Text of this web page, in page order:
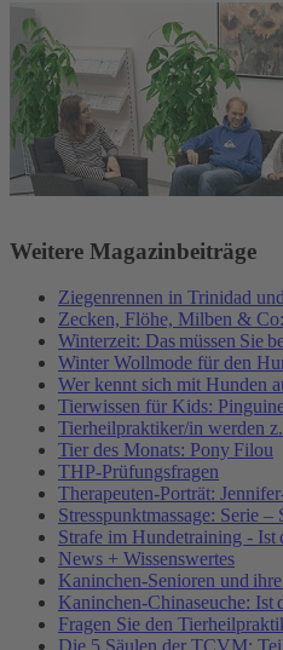
Weitere Magazinbeiträge
Ziegenrennen in Trinidad
Zecken, Flöhe, Milben &
Winterzeit: Das müssen Sie
Winter Wollmode für den
Wer kennt sich mit Hunden
Tierwissen für Kids:
Tierheilpraktiker/in werden
Tier des Monats: Pony Filou
THP-Prüfungsfragen
Therapeuten-Porträt:
Stresspunktmassage: Serie
Strafe im Hundetraining -
News + Wissenswertes
Kaninchen-Senioren und
Kaninchen-Chinaseuche: Ist
Fragen Sie den